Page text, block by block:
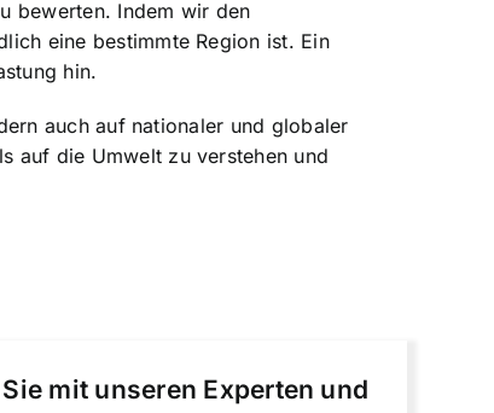
bewerten. Indem wir den
eine bestimmte Region ist. Ein
hin.
auch auf nationaler und globaler
auf die Umwelt zu verstehen und
mit unseren Experten und